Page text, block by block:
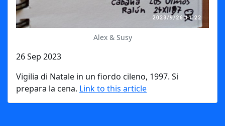
Alex & Susy
26 Sep 2023
Vigilia di Natale in un fiordo cileno, 1997. Si
prepara la cena. Link to this article